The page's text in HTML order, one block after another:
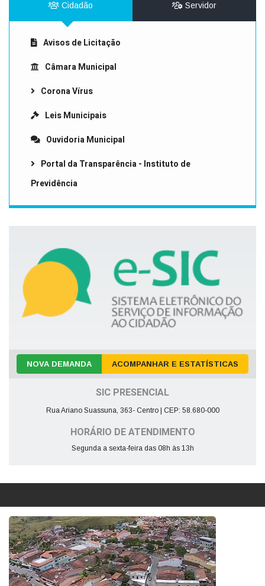
Cidadão Servidor
Avisos de Licitação
Câmara Municipal
Corona Vírus
Leis Municipais
Ouvidoria Municipal
Portal da Transparência - Instituto de
Previdência
NOVA DEMANDA ACOMPANHAR E ESTATÍSTICAS
SIC PRESENCIAL
Rua Ariano Suassuna, 363- Centro | CEP: 58.680-000
HORÁRIO DE ATENDIMENTO
Segunda a sexta-feira das 08h às 13h